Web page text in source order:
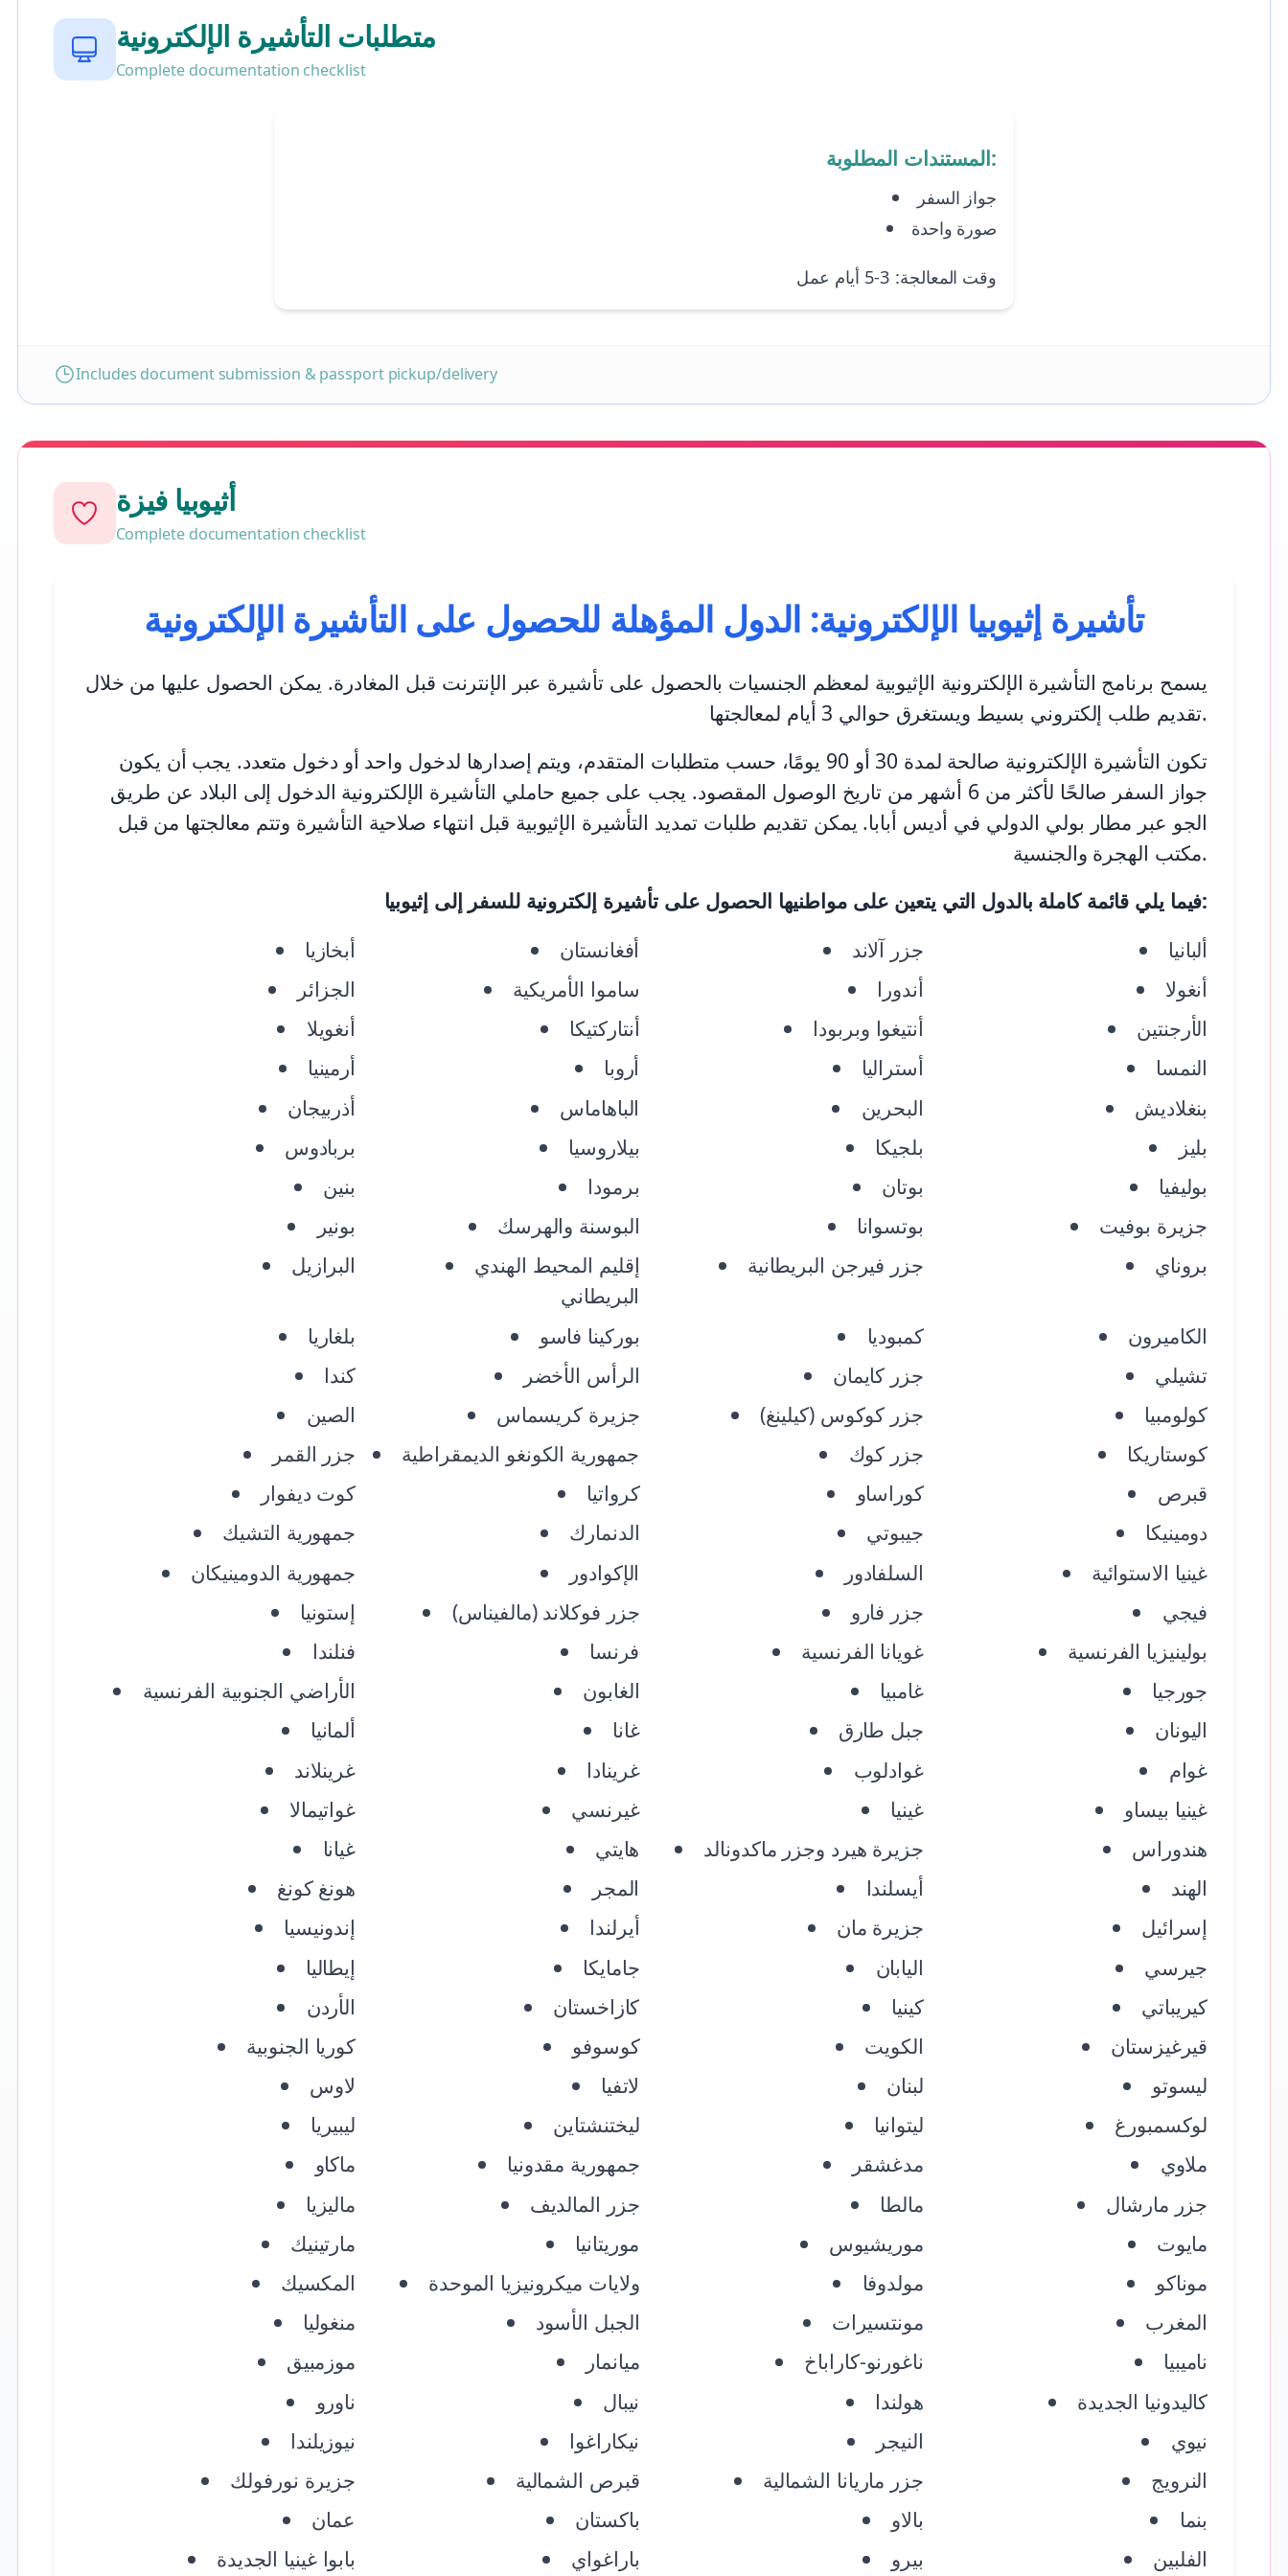
متطلبات التأشيرة الإلكترونية
Complete documentation checklist
المستندات المطلوبة:
جواز السفر
صورة واحدة
وقت المعالجة: 3-5 أيام عمل
Includes document submission & passport pickup/delivery
أثيوبيا فيزة
Complete documentation checklist
تأشيرة إثيوبيا الإلكترونية: الدول المؤهلة للحصول على التأشيرة الإلكترونية
يسمح برنامج التأشيرة الإلكترونية الإثيوبية لمعظم الجنسيات بالحصول على تأشيرة عبر الإنترنت قبل المغادرة. يمكن الحصول عليها من خلال
تقديم طلب إلكتروني بسيط ويستغرق حوالي 3 أيام لمعالجتها.
تكون التأشيرة الإلكترونية صالحة لمدة 30 أو 90 يومًا، حسب متطلبات المتقدم، ويتم إصدارها لدخول واحد أو دخول متعدد. يجب أن يكون
جواز السفر صالحًا لأكثر من 6 أشهر من تاريخ الوصول المقصود. يجب على جميع حاملي التأشيرة الإلكترونية الدخول إلى البلاد عن طريق
الجو عبر مطار بولي الدولي في أديس أبابا. يمكن تقديم طلبات تمديد التأشيرة الإثيوبية قبل انتهاء صلاحية التأشيرة وتتم معالجتها من قبل
مكتب الهجرة والجنسية.
فيما يلي قائمة كاملة بالدول التي يتعين على مواطنيها الحصول على تأشيرة إلكترونية للسفر إلى إثيوبيا:
أبخازيا
أفغانستان جزر آلاند
ألبانيا
الجزائر
ساموا الأمريكية أندورا
أنغولا
أنغويلا
أنتاركتيكا أنتيغوا وبربودا
الأرجنتين
أرمينيا
أروبا أستراليا
النمسا
أذربيجان
الباهاماس البحرين
بنغلاديش
بربادوس
بيلاروسيا بلجيكا
بليز
بنين
برمودا بوتان
بوليفيا
بونير
البوسنة والهرسك بوتسوانا
جزيرة بوفيت
البرازيل
إقليم المحيط الهندي
البريطاني
جزر فيرجن البريطانية بروناي
بلغاريا بوركينا فاسو كمبوديا
الكاميرون
كندا
الرأس الأخضر جزر كايمان
تشيلي
الصين
جزيرة كريسماس جزر كوكوس (كيلينغ)
كولومبيا
جزر القمر
جمهورية الكونغو الديمقراطية جزر كوك
كوستاريكا
كوت ديفوار
كرواتيا كوراساو
قبرص
جمهورية التشيك
الدنمارك جيبوتي
دومينيكا
جمهورية الدومينيكان
الإكوادور السلفادور
غينيا الاستوائية
إستونيا
جزر فوكلاند (مالفيناس) جزر فارو
فيجي
فنلندا
فرنسا غويانا الفرنسية
بولينيزيا الفرنسية
الأراضي الجنوبية الفرنسية
الغابون غامبيا
جورجيا
ألمانيا
غانا جبل طارق
اليونان
غرينلاند
غرينادا غوادلوب
غوام
غواتيمالا
غيرنسي غينيا
غينيا بيساو
غيانا
هايتي جزيرة هيرد وجزر ماكدونالد
هندوراس
هونغ كونغ
المجر أيسلندا
الهند
إندونيسيا
أيرلندا جزيرة مان
إسرائيل
إيطاليا
جامايكا اليابان
جيرسي
الأردن
كازاخستان كينيا
كيريباتي
كوريا الجنوبية
كوسوفو الكويت
قيرغيزستان
لاوس
لاتفيا لبنان
ليسوتو
ليبيريا
ليختنشتاين ليتوانيا
لوكسمبورغ
ماكاو
جمهورية مقدونيا مدغشقر
ملاوي
ماليزيا
جزر المالديف مالطا
جزر مارشال
مارتينيك
موريتانيا موريشيوس
مايوت
المكسيك
ولايات ميكرونيزيا الموحدة مولدوفا
موناكو
منغوليا
الجبل الأسود مونتسيرات
المغرب
موزمبيق
ميانمار ناغورنو-كاراباخ
ناميبيا
ناورو
نيبال هولندا
كاليدونيا الجديدة
نيوزيلندا
نيكاراغوا النيجر
نيوي
جزيرة نورفولك
قبرص الشمالية جزر ماريانا الشمالية
النرويج
عمان
باكستان بالاو
بنما
بابوا غينيا الجديدة
باراغواي بيرو الفلبين